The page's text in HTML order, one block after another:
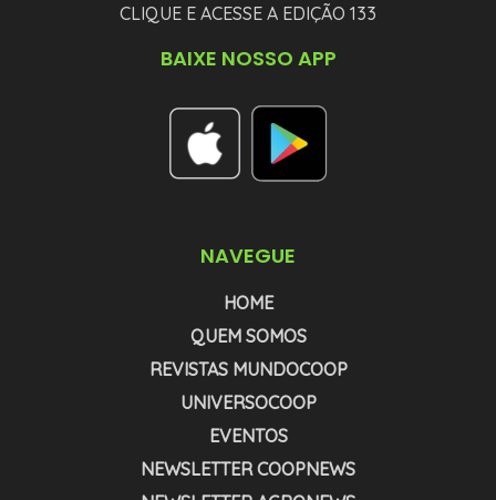
CLIQUE E ACESSE A EDIÇÃO 133
BAIXE NOSSO APP
NAVEGUE
HOME
QUEM SOMOS
REVISTAS MUNDOCOOP
UNIVERSOCOOP
EVENTOS
NEWSLETTER COOPNEWS